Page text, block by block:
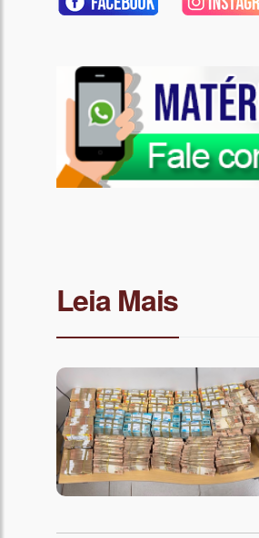
Leia Mais